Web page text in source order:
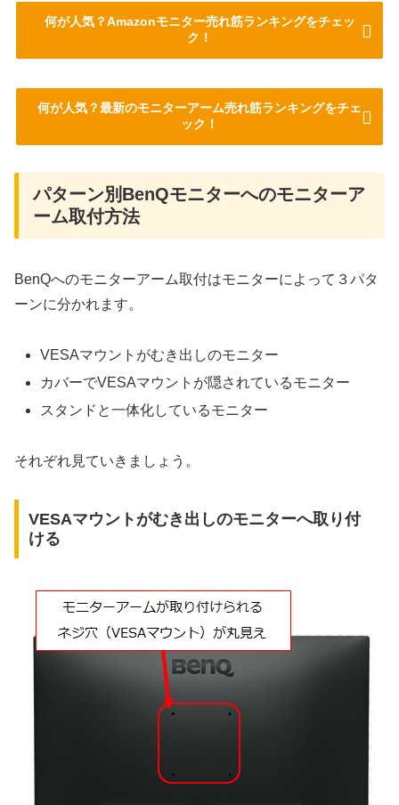
何が人気？Amazonモニター売れ筋ランキングをチェッ
ク！
何が人気？最新のモニターアーム売れ筋ランキングをチェ
ック！
パターン別BenQモニターへのモニターア
ーム取付方法
BenQへのモニターアーム取付はモニターによって３パタ
ーンに分かれます。
VESAマウントがむき出しのモニター
カバーでVESAマウントが隠されているモニター
スタンドと一体化しているモニター
それぞれ見ていきましょう。
VESAマウントがむき出しのモニターへ取り付
ける